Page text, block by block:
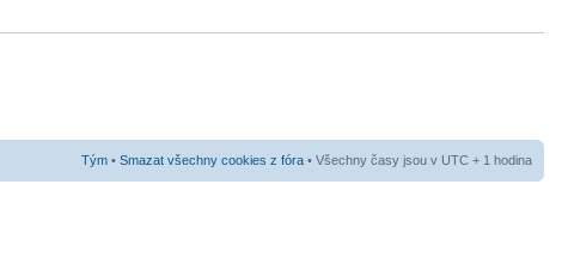
Tým • Smazat všechny cookies z fóra • Všechny časy jsou v UTC + 1 hodina